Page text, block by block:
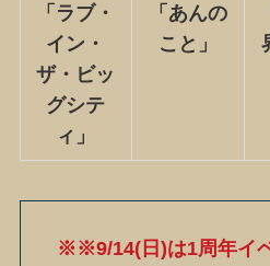
「 ラブ・
イン・
ザ・ビッ
グシテ
ィ 」
「あんの
こと」
※※9/14(日)は1周年イ